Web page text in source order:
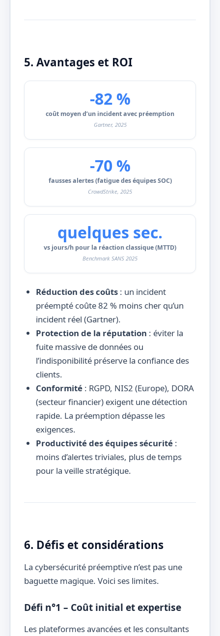
5. Avantages et ROI
-82 %
coût moyen d’un incident avec préemption
Gartner, 2025
-70 %
fausses alertes (fatigue des équipes SOC)
CrowdStrike, 2025
quelques sec.
vs jours/h pour la réaction classique (MTTD)
Benchmark SANS 2025
Réduction des coûts : un incident
préempté coûte 82 % moins cher qu’un
incident réel (Gartner).
Protection de la réputation : éviter la
fuite massive de données ou
l’indisponibilité préserve la confiance des
clients.
Conformité : RGPD, NIS2 (Europe), DORA
(secteur financier) exigent une détection
rapide. La préemption dépasse les
exigences.
Productivité des équipes sécurité :
moins d’alertes triviales, plus de temps
pour la veille stratégique.
6. Défis et considérations
La cybersécurité préemptive n’est pas une
baguette magique. Voici ses limites.
Défi n°1 – Coût initial et expertise
Les plateformes avancées et les consultants